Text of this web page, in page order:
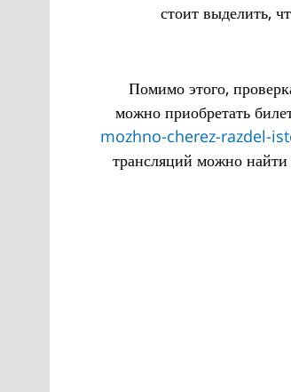
стоит выделить,
Помимо этого,
можно приобретать
mozhno-cherez-razdel-
трансляций можно